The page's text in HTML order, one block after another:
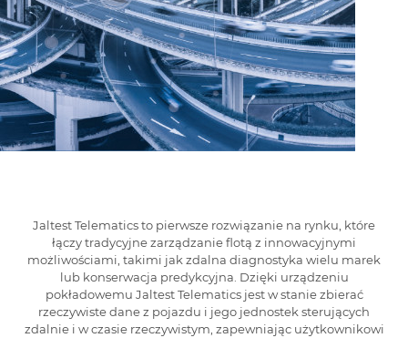
Jaltest Telematics to pierwsze rozwiązanie na rynku, które
łączy tradycyjne zarządzanie flotą z innowacyjnymi
możliwościami, takimi jak zdalna diagnostyka wielu marek
lub konserwacja predykcyjna. Dzięki urządzeniu
pokładowemu Jaltest Telematics jest w stanie zbierać
rzeczywiste dane z pojazdu i jego jednostek sterujących
zdalnie i w czasie rzeczywistym, zapewniając użytkownikowi